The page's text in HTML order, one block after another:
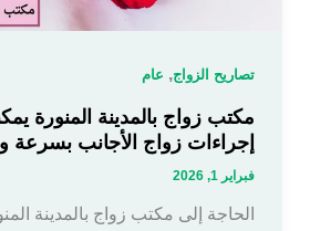
تصاريح الزواج, عام
مكتب زواج بالمدينة المنورة
إجراءات زواج الأجانب بسرعة
فبراير 1, 2026
الحاجة إلى مكتب زواج بالمدينة